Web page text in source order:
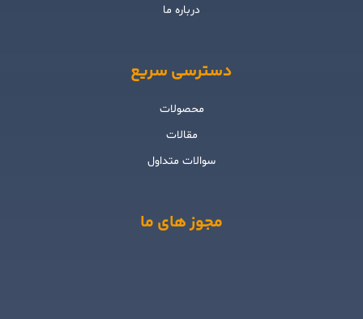
درباره ما
دسترسی سریع
محصولات
مقالات
سوالات متداول
مجوز های ما